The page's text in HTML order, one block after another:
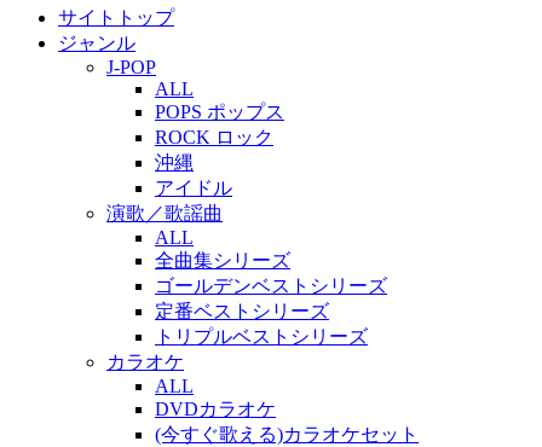
サイトトップ
ジャンル
J-POP
ALL
POPS ポップス
ROCK ロック
沖縄
アイドル
演歌／歌謡曲
ALL
全曲集シリーズ
ゴールデンベストシリーズ
定番ベストシリーズ
トリプルベストシリーズ
カラオケ
ALL
DVDカラオケ
(今すぐ歌える)カラオケセット